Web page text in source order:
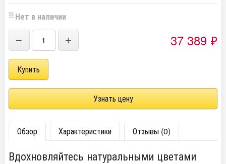
Нет в наличии
− + 37 389 ₽
Узнать цену
Обзор Характеристики Отзывы (0)
Вдохновляйтесь натуральными цветами